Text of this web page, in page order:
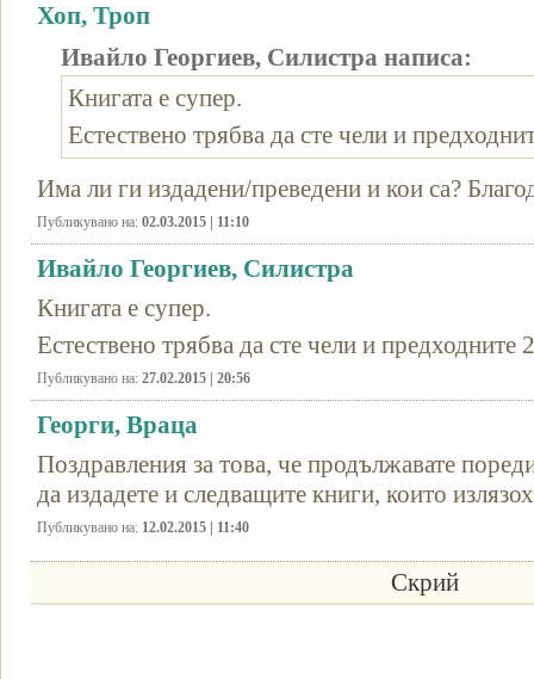
Хоп, Троп
Ивайло Георгиев, Силистра написа:
Книгата е супер.
Естествено трябва да сте чели и
Има ли ги издадени/преведени и кои са?
Публикувано на: 02.03.2015 | 11:10
Ивайло Георгиев, Силистра
Книгата е супер.
Естествено трябва да сте чели и предходните
Публикувано на: 27.02.2015 | 20:56
Георги, Враца
Поздравления за това, че продължавате
да издадете и следващите книги, които
Публикувано на: 12.02.2015 | 11:40
Скрий